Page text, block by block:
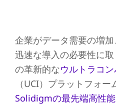
企業がデータ需要の増加
迅速な導入の必要性に
の革新的なウルトラコ
（UCI）プラットフォー
Solidigmの最先端高性能